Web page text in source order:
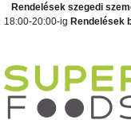
Rendelések szegedi
18:00-20:00-ig Rendelések